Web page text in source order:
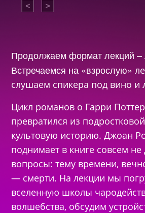
Продолжаем формат лекций –
Встречаемся на «взрослую»
слушаем спикера под вино и
Цикл романов о Гарри
превратился из
культовую историю. Джоан
поднимает в книге совсем не
вопросы: тему времени,
— смерти. На лекции мы
вселенную школы
волшебства, обсудим